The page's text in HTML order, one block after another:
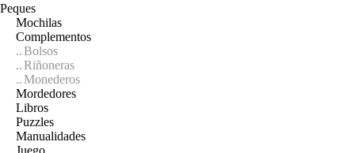
Peques
Mochilas
Complementos
Bolsos
Riñoneras
Monederos
Mordedores
Libros
Puzzles
Manualidades
Juego